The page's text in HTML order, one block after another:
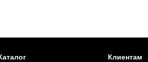
Клиентам